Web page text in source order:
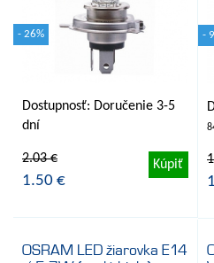
- 26%
Dostupnosť: Doručenie 3-5
dní
2.03 €
1.50 €
Kúpiť
-
OSRAM LED žiarovka E14